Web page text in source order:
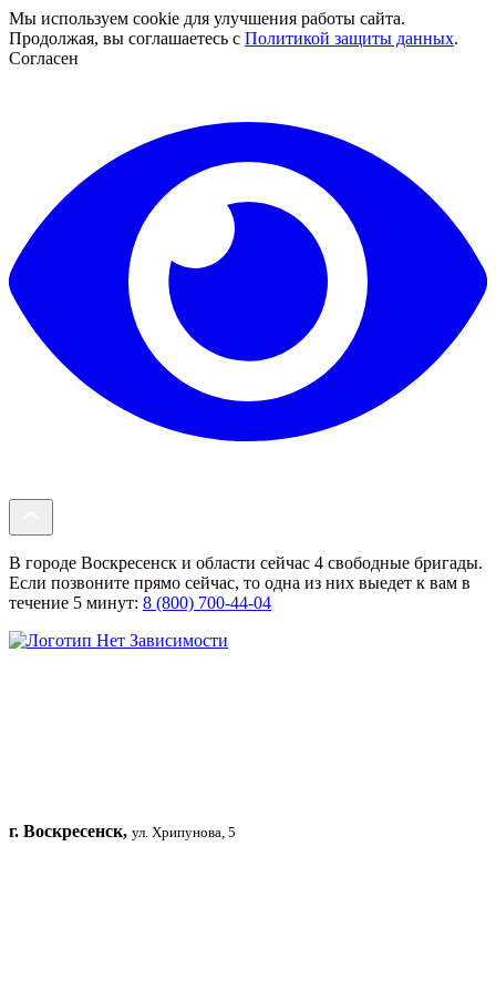
Мы используем cookie для улучшения работы сайта.
Продолжая, вы соглашаетесь с Политикой защиты данных.
Согласен
В городе Воскресенск и области сейчас 4 свободные бригады.
Если позвоните прямо сейчас, то одна из них выедет к вам в
течение 5 минут: 8 (800) 700-44-04
г. Воскресенск, ул. Хрипунова, 5